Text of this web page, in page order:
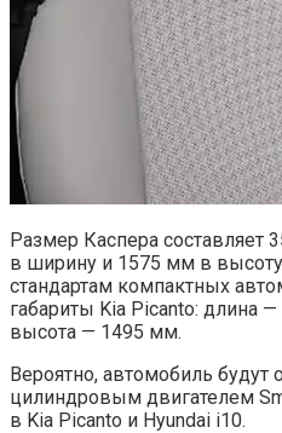
Размер Каспера
в ширину и 1575 мм в высоту,
стандартам компактных
габариты Kia Picanto: длина
высота — 1495 мм.
Вероятно, автомобиль
цилиндровым двигателем
в Kia Picanto и Hyundai i10.